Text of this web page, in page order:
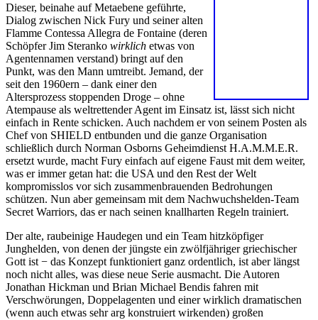
Dieser, beinahe auf Metaebene geführte,
Dialog zwischen Nick Fury und seiner alten
Flamme Contessa Allegra de Fontaine (deren
Schöpfer Jim Steranko wirklich etwas von
Agentennamen verstand) bringt auf den
Punkt, was den Mann umtreibt. Jemand, der
seit den 1960ern – dank einer den
Altersprozess stoppenden Droge – ohne
Atempause als weltrettender Agent im Einsatz ist, lässt sich nicht
einfach in Rente schicken. Auch nachdem er von seinem Posten als
Chef von SHIELD entbunden und die ganze Organisation
schließlich durch Norman Osborns Geheimdienst H.A.M.M.E.R.
ersetzt wurde, macht Fury einfach auf eigene Faust mit dem weiter,
was er immer getan hat: die USA und den Rest der Welt
kompromisslos vor sich zusammenbrauenden Bedrohungen
schützen. Nun aber gemeinsam mit dem Nachwuchshelden-Team
Secret Warriors, das er nach seinen knallharten Regeln trainiert.
Der alte, raubeinige Haudegen und ein Team hitzköpfiger
Junghelden, von denen der jüngste ein zwölfjähriger griechischer
Gott ist − das Konzept funktioniert ganz ordentlich, ist aber längst
noch nicht alles, was diese neue Serie ausmacht. Die Autoren
Jonathan Hickman und Brian Michael Bendis fahren mit
Verschwörungen, Doppelagenten und einer wirklich dramatischen
(wenn auch etwas sehr arg konstruiert wirkenden) großen